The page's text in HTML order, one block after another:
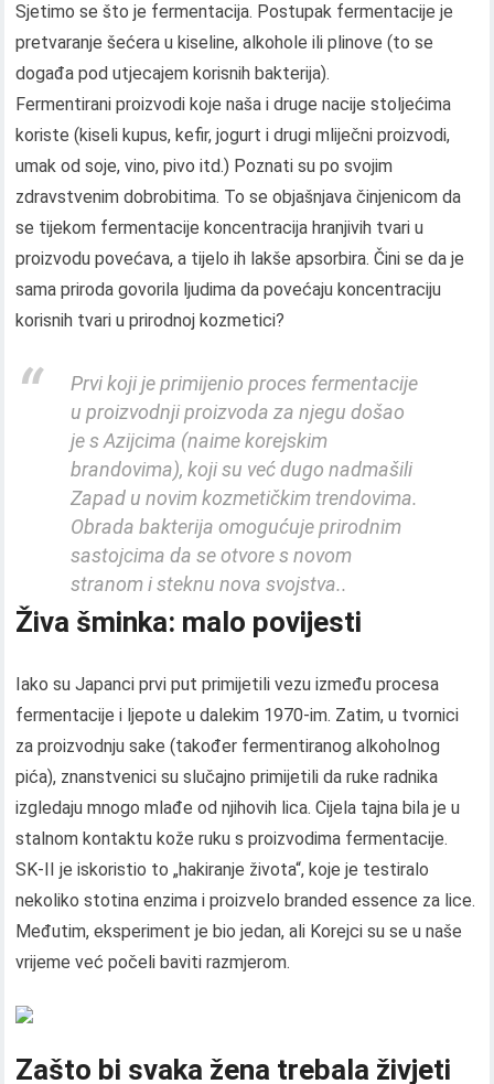
Sjetimo se što je fermentacija. Postupak fermentacije je
pretvaranje šećera u kiseline, alkohole ili plinove (to se
događa pod utjecajem korisnih bakterija).
Fermentirani proizvodi koje naša i druge nacije stoljećima
koriste (kiseli kupus, kefir, jogurt i drugi mliječni proizvodi,
umak od soje, vino, pivo itd.) Poznati su po svojim
zdravstvenim dobrobitima. To se objašnjava činjenicom da
se tijekom fermentacije koncentracija hranjivih tvari u
proizvodu povećava, a tijelo ih lakše apsorbira. Čini se da je
sama priroda govorila ljudima da povećaju koncentraciju
korisnih tvari u prirodnoj kozmetici?
Prvi koji je primijenio proces fermentacije
u proizvodnji proizvoda za njegu došao
je s Azijcima (naime korejskim
brandovima), koji su već dugo nadmašili
Zapad u novim kozmetičkim trendovima.
Obrada bakterija omogućuje prirodnim
sastojcima da se otvore s novom
stranom i steknu nova svojstva..
Živa šminka: malo povijesti
Iako su Japanci prvi put primijetili vezu između procesa
fermentacije i ljepote u dalekim 1970-im. Zatim, u tvornici
za proizvodnju sake (također fermentiranog alkoholnog
pića), znanstvenici su slučajno primijetili da ruke radnika
izgledaju mnogo mlađe od njihovih lica. Cijela tajna bila je u
stalnom kontaktu kože ruku s proizvodima fermentacije.
SK-II je iskoristio to „hakiranje života“, koje je testiralo
nekoliko stotina enzima i proizvelo branded essence za lice.
Međutim, eksperiment je bio jedan, ali Korejci su se u naše
vrijeme već počeli baviti razmjerom.
Zašto bi svaka žena trebala živjeti